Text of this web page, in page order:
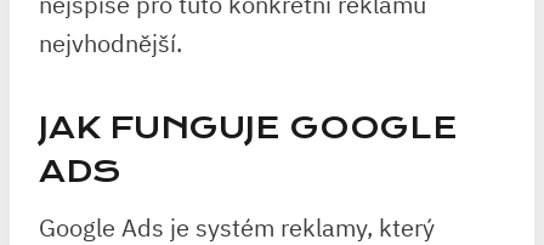
nejvhodnější.
JAK FUNGUJE GOOGLE
ADS
Google Ads je systém reklamy, který